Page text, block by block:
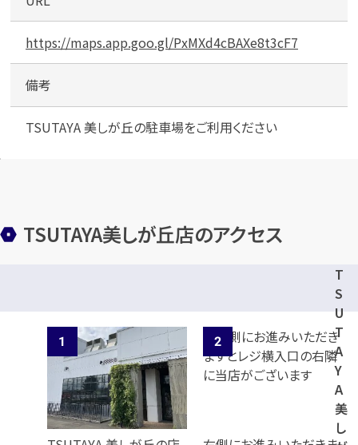
https://maps.app.goo.gl/PxMXd4cBAXe8t3cF7
備考
TSUTAYA 美しが丘の駐車場をご利用ください
TSUTAYA美しが丘店のアクセス
T
S
U
T
A
Y
A
美
し